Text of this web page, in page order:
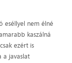
eséllyel nem élné
kaszálná
ezért is
a javaslat